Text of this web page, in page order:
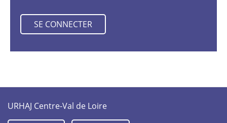
URHAJ Centre-Val de Loire